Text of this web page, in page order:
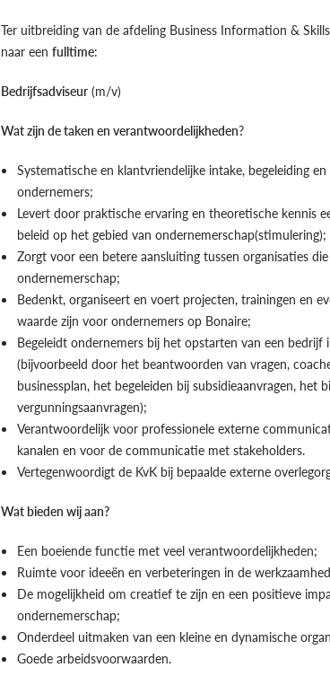
Ter uitbreiding van de afdeling Business Information &
naar een fulltime:
Bedrijfsadviseur (m/v)
Wat zijn de taken en verantwoordelijkheden?
Systematische en klantvriendelijke intake, begeleiding
ondernemers;
Levert door praktische ervaring en theoretische kennis
beleid op het gebied van ondernemerschap(stimulering);
Zorgt voor een betere aansluiting tussen organisaties
ondernemerschap;
Bedenkt, organiseert en voert projecten, trainingen en
waarde zijn voor ondernemers op Bonaire;
Begeleidt ondernemers bij het opstarten van een
(bijvoorbeeld door het beantwoorden van vragen,
businessplan, het begeleiden bij subsidieaanvragen, het
vergunningsaanvragen);
Verantwoordelijk voor professionele externe
kanalen en voor de communicatie met stakeholders.
Vertegenwoordigt de KvK bij bepaalde externe
Wat bieden wij aan?
Een boeiende functie met veel verantwoordelijkheden;
Ruimte voor ideeën en verbeteringen in de
De mogelijkheid om creatief te zijn en een positieve
ondernemerschap;
Onderdeel uitmaken van een kleine en dynamische
Goede arbeidsvoorwaarden.